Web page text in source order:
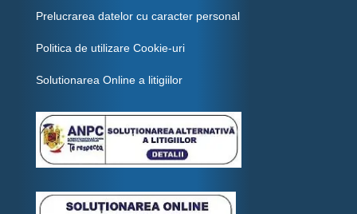
Prelucrarea datelor cu caracter personal
Politica de utilizare Cookie-uri
Solutionarea Online a litigiilor